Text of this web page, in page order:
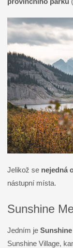
Jelikož se nejedná
nástupní místa.
Sunshine
Jedním je
Sunshine Village,